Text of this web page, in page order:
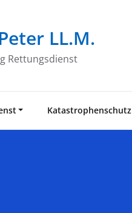
LL.M.
Rettungsdienst
Katastrophenschutz